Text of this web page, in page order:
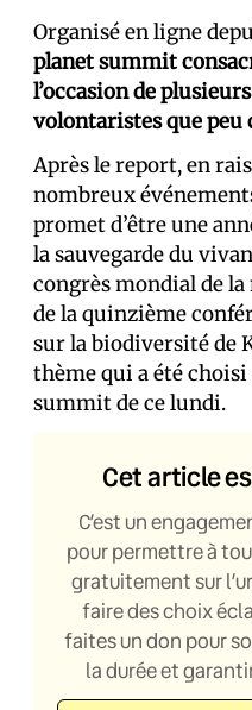
Organisé en ligne
planet summit
l’occasion de
volontaristes que peu
Après le report, en
nombreux
promet d’être une
la sauvegarde du
congrès mondial de
de la quinzième
sur la biodiversité de
thème qui a été
summit de ce lundi.
Cet article
C’est un
pour permettre à
gratuitement sur
faire des choix
faites un don pour
la durée et